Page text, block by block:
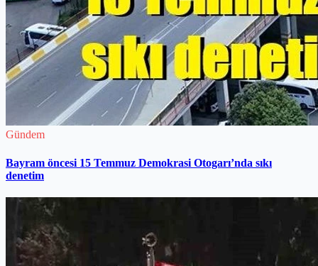
Gündem
Bayram öncesi 15 Temmuz Demokrasi Otogarı’nda sıkı
denetim